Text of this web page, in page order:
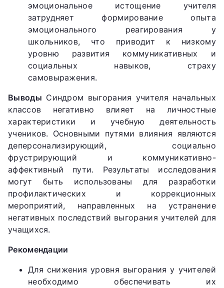
эмоциональное истощение учителя
затрудняет формирование опыта
эмоционального реагирования у
школьников, что приводит к низкому
уровню развития коммуникативных и
социальных навыков, страху
самовыражения.
Выводы Синдром выгорания учителя начальных
классов негативно влияет на личностные
характеристики и учебную деятельность
учеников. Основными путями влияния являются
деперсонализирующий, социально
фрустрирующий и коммуникативно-
аффективный пути. Результаты исследования
могут быть использованы для разработки
профилактических и коррекционных
мероприятий, направленных на устранение
негативных последствий выгорания учителей для
учащихся.
Рекомендации
Для снижения уровня выгорания у учителей
необходимо обеспечивать их